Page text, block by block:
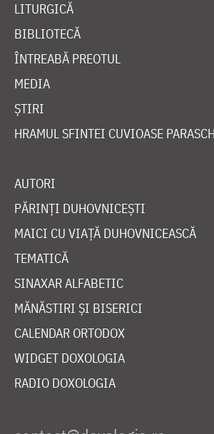
LITURGICĂ
BIBLIOTECĂ
ÎNTREABĂ PREOTUL
MEDIA
ȘTIRI
HRAMUL SFINTEI CUVIOASE
AUTORI
PĂRINȚI DUHOVNICEȘTI
MAICI CU VIAȚĂ DUHOVNICEASCĂ
TEMATICĂ
SINAXAR ALFABETIC
MĂNĂSTIRI ȘI BISERICI
CALENDAR ORTODOX
WIDGET DOXOLOGIA
RADIO DOXOLOGIA